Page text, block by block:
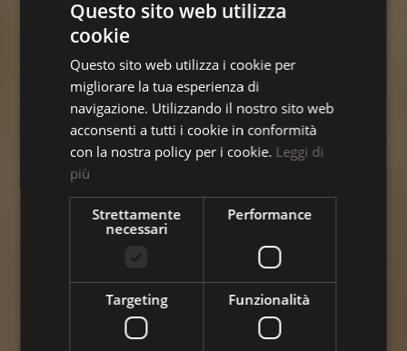
Norma Hair Studio
Mauro Basso
Team
L'Atelier
Contatti
Questo sito web utilizza
cookie
Questo sito web utilizza i cookie per
migliorare la tua esperienza di
navigazione. Utilizzando il nostro sito web
acconsenti a tutti i cookie in conformità
con la nostra policy per i cookie. Leggi di
più
Strettamente
necessari
Performance
Targeting Funzionalità